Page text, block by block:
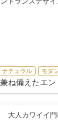
ナチュラル モダ
ね備えたエ